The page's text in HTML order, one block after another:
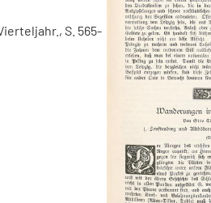
S. 565-